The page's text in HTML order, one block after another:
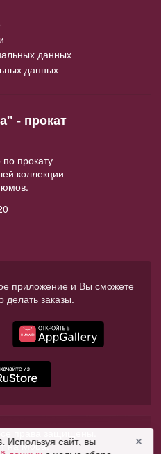
данных
данных
- прокат
прокату
коллекции
приложение и Вы сможете
делать заказы.
права защищены.
на Moba.
Используя сайт, вы
✕